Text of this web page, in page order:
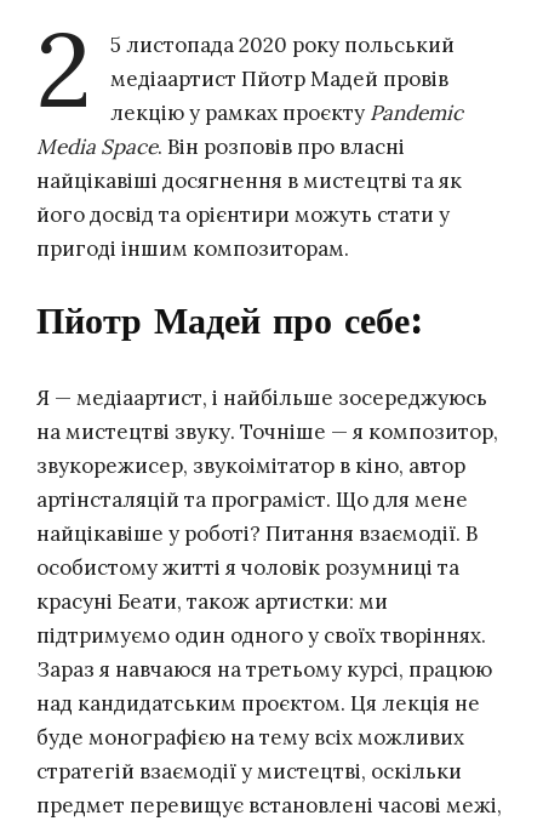
2
5 листопада 2020 року польський
медіаартист Пйотр Мадей провів
лекцію у рамках проєкту Pandemic
Media Space. Він розповів про власні
найцікавіші досягнення в мистецтві та як
його досвід та орієнтири можуть стати у
пригоді іншим композиторам.
Пйотр Мадей про себе:
Я — медіаартист, і найбільше зосереджуюсь
на мистецтві звуку. Точніше — я композитор,
звукорежисер, звукоімітатор в кіно, автор
артінсталяцій та програміст. Що для мене
найцікавіше у роботі? Питання взаємодії. В
особистому житті я чоловік розумниці та
красуні Беати, також артистки: ми
підтримуємо один одного у своїх творіннях.
Зараз я навчаюся на третьому курсі, працюю
над кандидатським проєктом. Ця лекція не
буде монографією на тему всіх можливих
стратегій взаємодії у мистецтві, оскільки
предмет перевищує встановлені часові межі,